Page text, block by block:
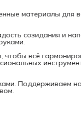
материалы для
созидания и
чтобы всё
Поддерживаем